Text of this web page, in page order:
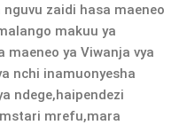
zaidi hasa maeneo
makuu ya
ya Viwanja vya
nchi inamuonyesha
ndege,haipendezi
mrefu,mara